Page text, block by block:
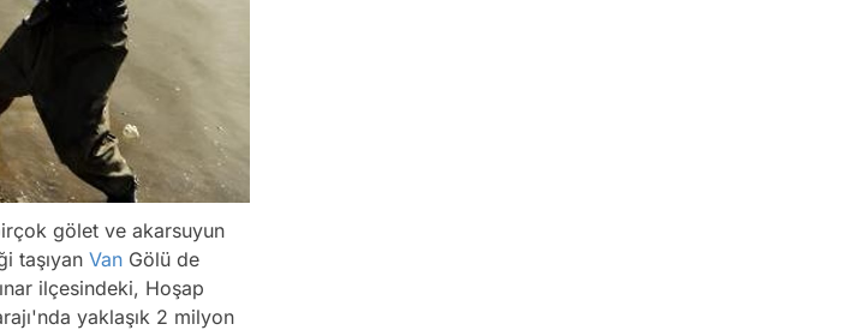
gölet ve akarsuyun
taşıyan Van Gölü de
ilçesindeki, Hoşap
yaklaşık 2 milyon